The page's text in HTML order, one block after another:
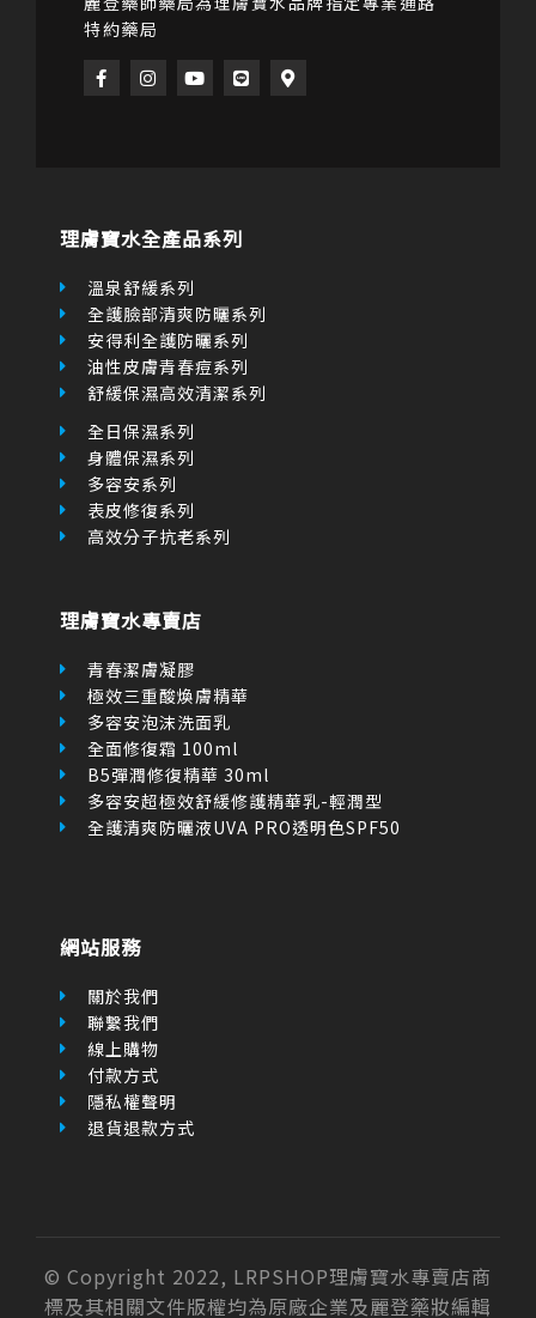
特約藥局
F
a
c
f
I
n
s
Y
o
u
L
i
n
M
a
p
理膚寶水全產品系列
溫泉舒緩系列
全護臉部清爽防曬系列
安得利全護防曬系列
油性皮膚青春痘系列
舒緩保濕高效清潔系列
全日保濕系列
身體保濕系列
多容安系列
表皮修復系列
高效分子抗老系列
理膚寶水專賣店
青春潔膚凝膠
極效三重酸煥膚精華
多容安泡沫洗面乳
全面修復霜 100ml
B5彈潤修復精華 30ml
多容安超極效舒緩修護精華乳-輕潤型
全護清爽防曬液UVA PRO透明色SPF50
網站服務
關於我們
聯繫我們
線上購物
付款方式
隱私權聲明
退貨退款方式
© Copyright 2022, LRPSHOP理膚寶水專賣店商
標及其相關文件版權均為原廠企業及麗登藥妝編輯